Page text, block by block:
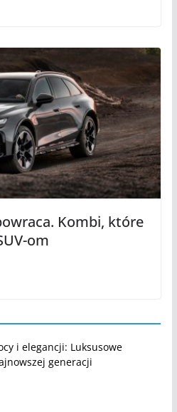
Kombi, które
om
i elegancji: Luksusowe
generacji